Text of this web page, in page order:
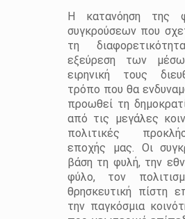
Η κατανόηση της
συγκρούσεων που
τη
εξεύρεση των
ειρηνική τους
τρόπο που θα
προωθεί τη
από τις μεγάλες
πολιτικές
εποχής μας. Οι
βάση τη φυλή, την
φύλο, τον
θρησκευτική πίστη
την παγκόσμια